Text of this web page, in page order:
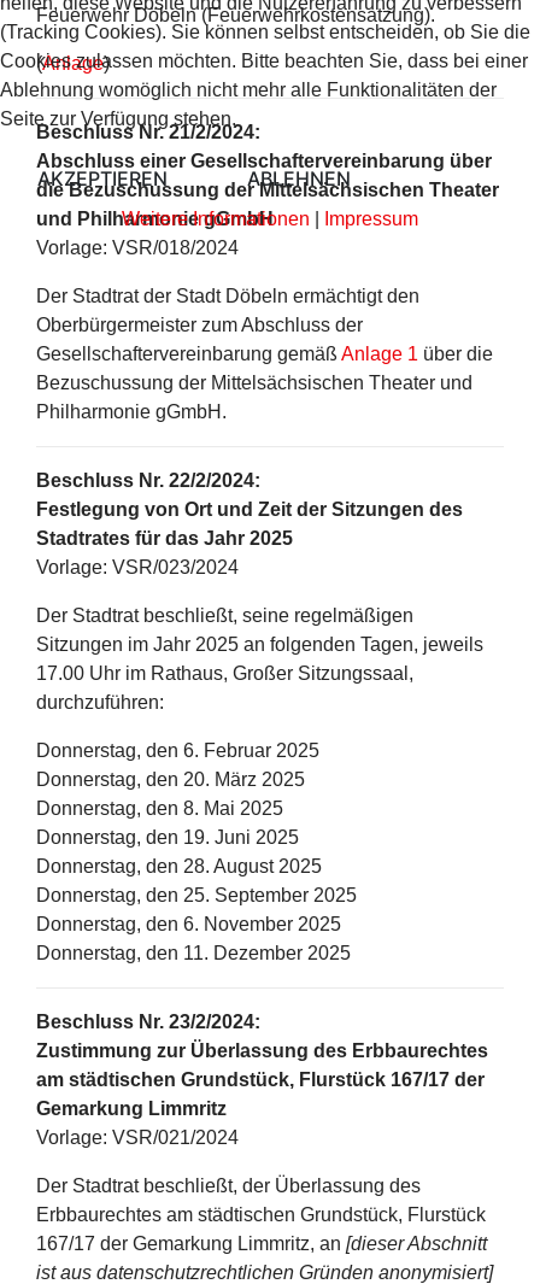
Feuerwehr Döbeln (Feuerwehrkostensatzung).
(Anlage)
Beschluss Nr. 21/2/2024:
Abschluss einer Gesellschaftervereinbarung über
die Bezuschussung der Mittelsächsischen Theater
und Philharmonie gGmbH
Vorlage: VSR/018/2024
Der Stadtrat der Stadt Döbeln ermächtigt den
Oberbürgermeister zum Abschluss der
Gesellschaftervereinbarung gemäß Anlage 1 über die
Bezuschussung der Mittelsächsischen Theater und
Philharmonie gGmbH.
Beschluss Nr. 22/2/2024:
Festlegung von Ort und Zeit der Sitzungen des
Stadtrates für das Jahr 2025
Vorlage: VSR/023/2024
Der Stadtrat beschließt, seine regelmäßigen
Sitzungen im Jahr 2025 an folgenden Tagen, jeweils
17.00 Uhr im Rathaus, Großer Sitzungssaal,
durchzuführen:
Donnerstag, den 6. Februar 2025
Donnerstag, den 20. März 2025
Donnerstag, den 8. Mai 2025
Donnerstag, den 19. Juni 2025
Donnerstag, den 28. August 2025
Donnerstag, den 25. September 2025
Donnerstag, den 6. November 2025
Donnerstag, den 11. Dezember 2025
Beschluss Nr. 23/2/2024:
Zustimmung zur Überlassung des Erbbaurechtes
am städtischen Grundstück, Flurstück 167/17 der
Gemarkung Limmritz
Vorlage: VSR/021/2024
Der Stadtrat beschließt, der Überlassung des
Erbbaurechtes am städtischen Grundstück, Flurstück
167/17 der Gemarkung Limmritz, an [dieser Abschnitt
ist aus datenschutzrechtlichen Gründen anonymisiert]
(Tracking Cookies). Sie können selbst entscheiden, ob Sie die
Cookies zulassen möchten. Bitte beachten Sie, dass bei einer
Ablehnung womöglich nicht mehr alle Funktionalitäten der
Seite zur Verfügung stehen.
AKZEPTIEREN ABLEHNEN
Weitere Informationen Impressum